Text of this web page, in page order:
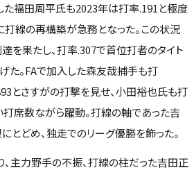
た福田周平氏も2023年は打率.191と極度
打線の再構築が急務となった。この状況
を果たし、打率.307で首位打者のタイト
た。FAで加入した森友哉捕手も打
とさすがの打撃を見せ、小田裕也氏も打
打席数ながら躍動。打線の軸であった吉
とどめ、独走でのリーグ優勝を飾った。
主力野手の不振、打線の柱だった吉田正